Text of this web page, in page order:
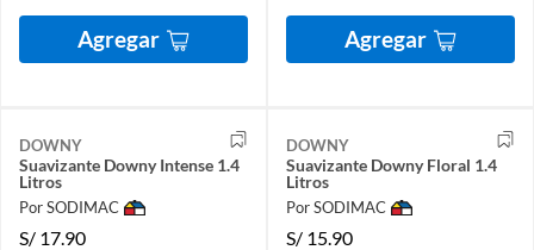
Agregar Agregar
DOWNY
Suavizante Downy Intense 1.4
Litros
Por SODIMAC
S/ 17.90
DOWNY
Suavizante Downy Floral 1.4
Litros
Por SODIMAC
S/ 15.90